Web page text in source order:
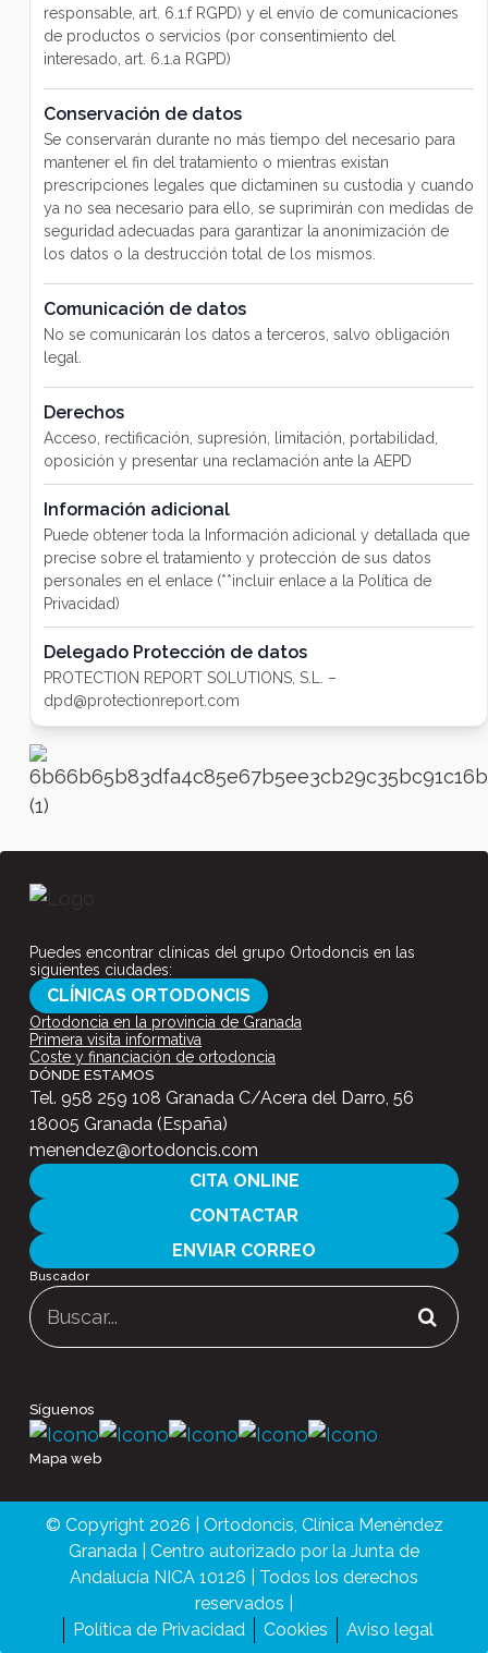
responsable, art. 6.1.f RGPD) y el envío de comunicaciones
de productos o servicios (por consentimiento del
interesado, art. 6.1.a RGPD)
Conservación de datos
Se conservarán durante no más tiempo del necesario para
mantener el fin del tratamiento o mientras existan
prescripciones legales que dictaminen su custodia y cuando
ya no sea necesario para ello, se suprimirán con medidas de
seguridad adecuadas para garantizar la anonimización de
los datos o la destrucción total de los mismos.
Comunicación de datos
No se comunicarán los datos a terceros, salvo obligación
legal.
Derechos
Acceso, rectificación, supresión, limitación, portabilidad,
oposición y presentar una reclamación ante la AEPD
Información adicional
Puede obtener toda la Información adicional y detallada que
precise sobre el tratamiento y protección de sus datos
personales en el enlace (**incluir enlace a la Política de
Privacidad)
Delegado Protección de datos
PROTECTION REPORT SOLUTIONS, S.L. –
dpd@protectionreport.com
Puedes encontrar clínicas del grupo Ortodoncis en las
siguientes ciudades:
CLÍNICAS ORTODONCIS
Ortodoncia en la provincia de Granada
Primera visita informativa
Coste y financiación de ortodoncia
DÓNDE ESTAMOS
Tel. 958 259 108 Granada C/Acera del Darro, 56
18005 Granada (España)
menendez@ortodoncis.com
CITA ONLINE
CONTACTAR
ENVIAR CORREO
Buscador
Buscar:
Síguenos
Mapa web
© Copyright 2026 | Ortodoncis, Clínica Menéndez
Granada | Centro autorizado por la Junta de
Andalucía NICA 10126 | Todos los derechos
reservados |
Política de Privacidad
Cookies Aviso legal